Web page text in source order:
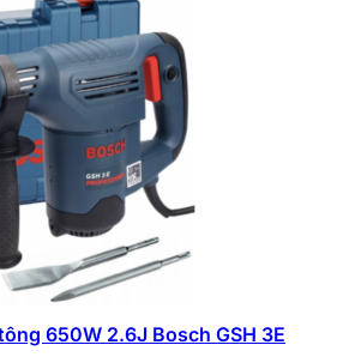
650W 2.6J Bosch GSH 3E